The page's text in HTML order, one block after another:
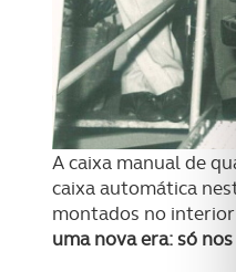
A caixa manual de
caixa automática
montados no interior
uma nova era: só